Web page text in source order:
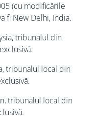
(cu modificările
fi New Delhi, India.
tribunalul din
tribunalul local din
tribunalul local din